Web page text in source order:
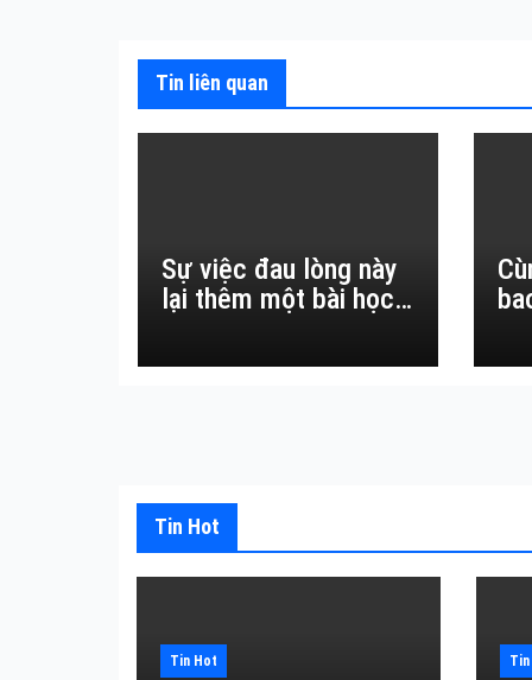
viết
Tin liên quan
Sự việc đau lòng này
lại thêm một bài học
thường.
Tin Hot
Tin Hot